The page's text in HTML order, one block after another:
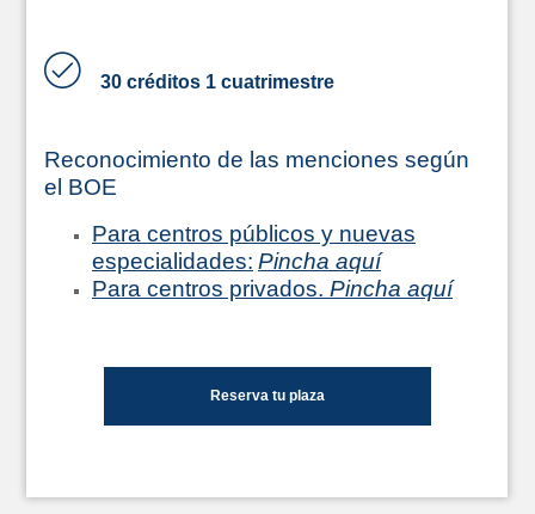
30 créditos 1 cuatrimestre
Reconocimiento de las menciones según
el BOE
Para centros públicos y nuevas
especialidades: Pincha aquí
Para centros privados. Pincha aquí
Reserva tu plaza